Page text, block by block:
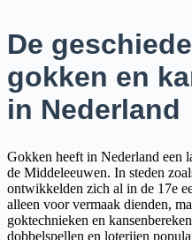
De
gokken en
in Nederland
Gokken heeft in Nederland een
de Middeleeuwen. In steden
ontwikkelden zich al in de 17e
alleen voor vermaak dienden,
goktechnieken en
dobbelspellen en loterijen